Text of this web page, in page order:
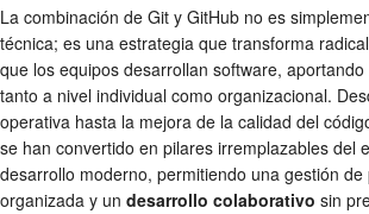
La combinación de Git y GitHub no es
técnica; es una estrategia que transforma
que los equipos desarrollan software,
tanto a nivel individual como organizacional.
operativa hasta la mejora de la calidad del
se han convertido en pilares irremplazables del
desarrollo moderno, permitiendo una gestión
organizada y un desarrollo colaborativo sin